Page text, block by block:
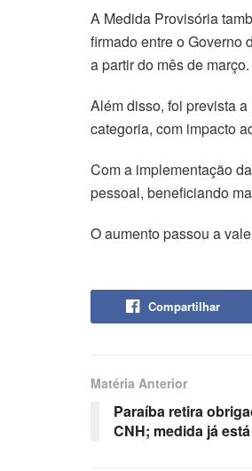
A Medida Provisória
firmado entre o Governo
a partir do mês de
Além disso, foi prevista
categoria, com impacto
Com a implementação
pessoal, beneficiando
O aumento passou a
Compartilhar
Matéria Anterior
Paraíba retira
CNH; medida já